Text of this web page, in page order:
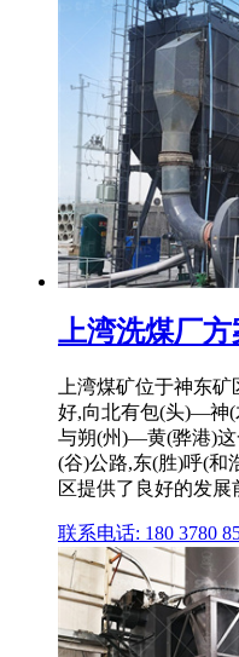
上湾洗煤厂方
上湾煤矿位于神东
好,向北有包(头)—神
与朔(州)—黄(骅港)
(谷)公路,东(胜)呼(和
区提供了良好的发展
联系电话: 180 3780